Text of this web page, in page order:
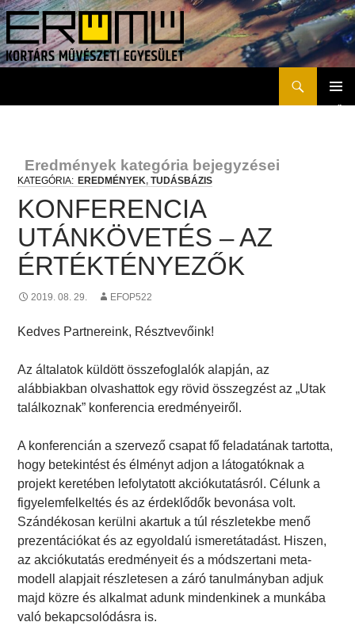
Eredmények kategória bejegyzései
EREDMÉNYEK,TUDÁSBÁZIS
KONFERENCIA
UTÁNKÖVETÉS – AZ
ÉRTÉKTÉNYEZŐK
2019. 08. 29. EFOP522
Kedves Partnereink, Résztvevőink!
Az általatok küldött összefoglalók alapján, az
alábbiakban olvashattok egy rövid összegzést az „Utak
találkoznak” konferencia eredményeiről.
A konferencián a szervező csapat fő feladatának tartotta,
hogy betekintést és élményt adjon a látogatóknak a
projekt keretében lefolytatott akciókutatásról. Célunk a
figyelemfelkeltés és az érdeklődők bevonása volt.
Szándékosan kerülni akartuk a túl részletekbe menő
prezentációkat és az egyoldalú ismeretátadást. Hiszen,
az akciókutatás eredményeit és a módszertani meta-
modell alapjait részletesen a záró tanulmányban adjuk
majd közre és alkalmat adunk mindenkinek a munkába
való bekapcsolódásra is.